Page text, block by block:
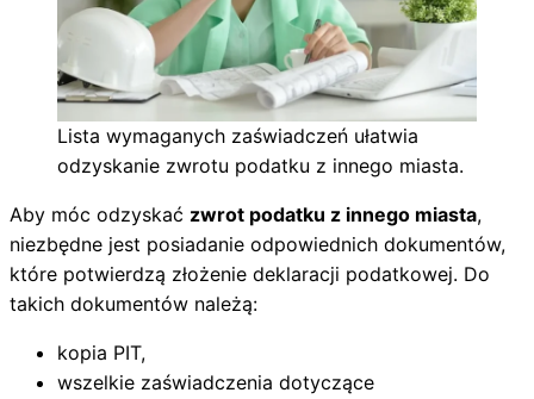
Lista wymaganych zaświadczeń ułatwia
odzyskanie zwrotu podatku z innego miasta.
Aby móc odzyskać zwrot podatku z innego miasta,
niezbędne jest posiadanie odpowiednich dokumentów,
które potwierdzą złożenie deklaracji podatkowej. Do
takich dokumentów należą:
kopia PIT,
wszelkie zaświadczenia dotyczące